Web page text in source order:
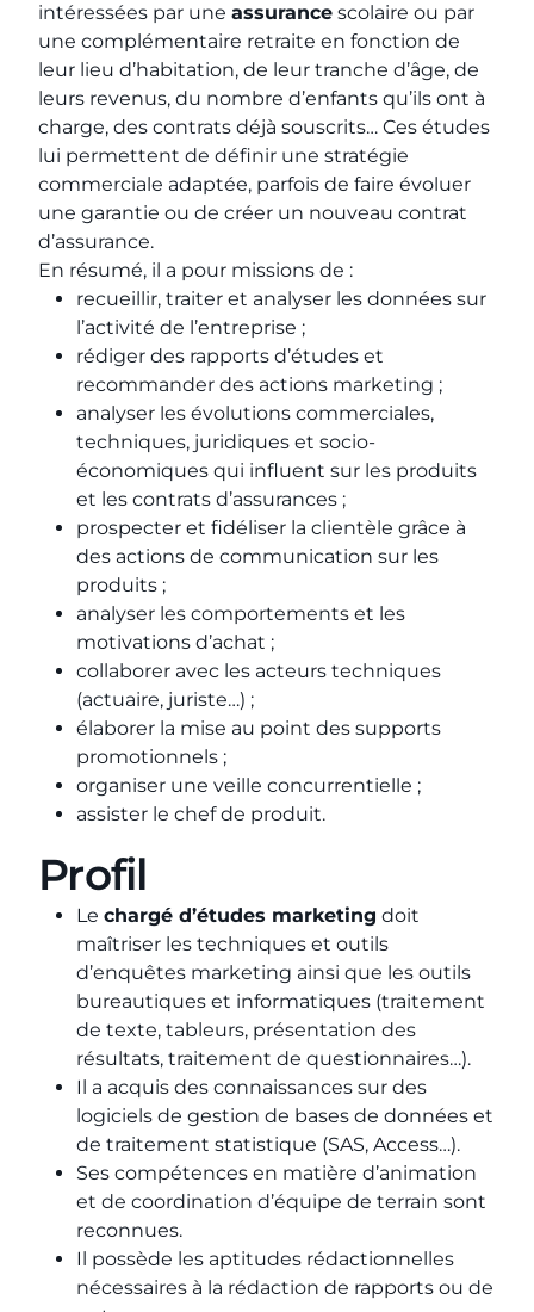
intéressées par une assurance scolaire ou par
une complémentaire retraite en fonction de
leur lieu d’habitation, de leur tranche d’âge, de
leurs revenus, du nombre d’enfants qu’ils ont à
charge, des contrats déjà souscrits… Ces études
lui permettent de définir une stratégie
commerciale adaptée, parfois de faire évoluer
une garantie ou de créer un nouveau contrat
d’assurance.
En résumé, il a pour missions de :
recueillir, traiter et analyser les données sur
l’activité de l’entreprise ;
rédiger des rapports d’études et
recommander des actions marketing ;
analyser les évolutions commerciales,
techniques, juridiques et socio-
économiques qui influent sur les produits
et les contrats d’assurances ;
prospecter et fidéliser la clientèle grâce à
des actions de communication sur les
produits ;
analyser les comportements et les
motivations d’achat ;
collaborer avec les acteurs techniques
(actuaire, juriste…) ;
élaborer la mise au point des supports
promotionnels ;
organiser une veille concurrentielle ;
assister le chef de produit.
Profil
Le chargé d’études marketing doit
maîtriser les techniques et outils
d’enquêtes marketing ainsi que les outils
bureautiques et informatiques (traitement
de texte, tableurs, présentation des
résultats, traitement de questionnaires…).
Il a acquis des connaissances sur des
logiciels de gestion de bases de données et
de traitement statistique (SAS, Access…).
Ses compétences en matière d’animation
et de coordination d’équipe de terrain sont
reconnues.
Il possède les aptitudes rédactionnelles
nécessaires à la rédaction de rapports ou de